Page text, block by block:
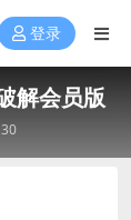
登录
解会员版
30